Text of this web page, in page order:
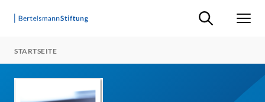
Suche ein-/
STARTSEITE